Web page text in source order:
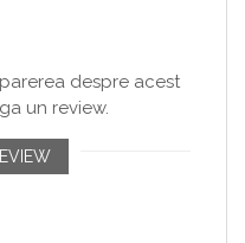
despre acest
un review.